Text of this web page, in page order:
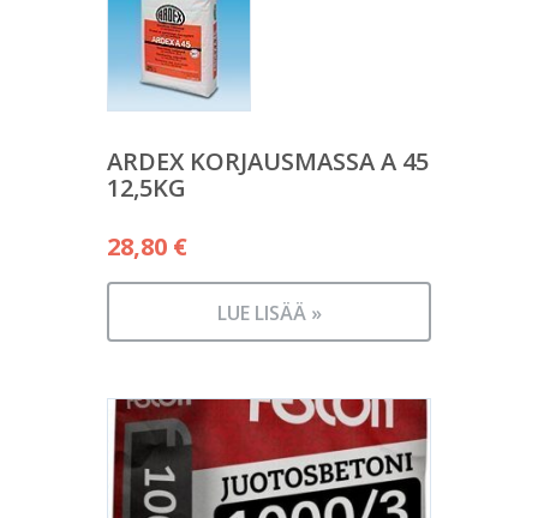
ARDEX KORJAUSMASSA A 45
12,5KG
28,80 €
LUE LISÄÄ »